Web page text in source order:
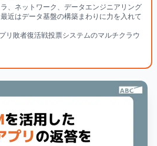
、ネットワーク、データエンジニアリング
近はデータ基盤の構築まわりに力を入れて
リ敗者復活戦投票システムのマルチクラウ